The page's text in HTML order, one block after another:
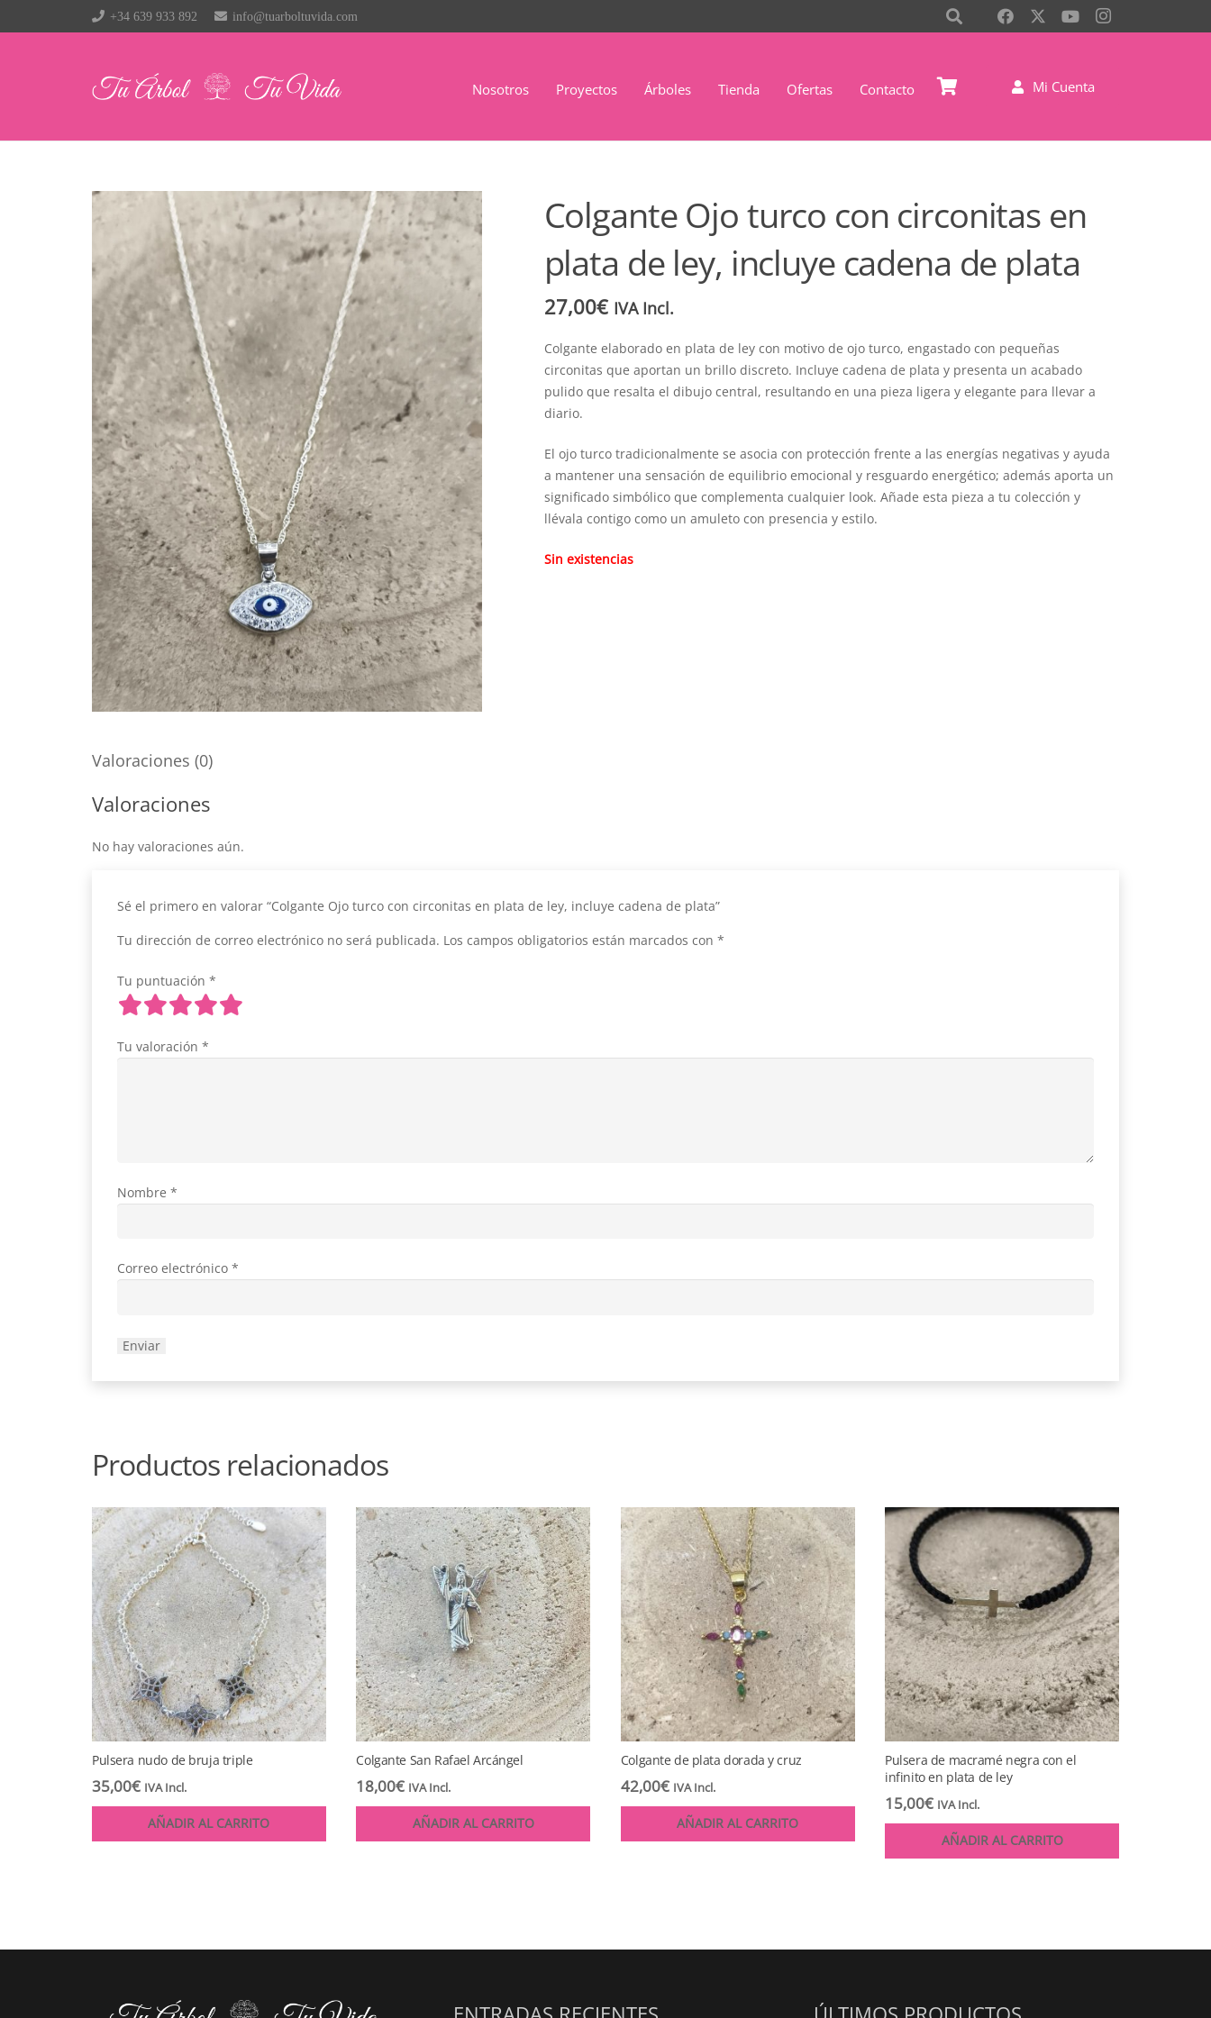
+34 639 933 892 info@tuarboltuvida.com
Nosotros Proyectos Árboles Tienda Ofertas Contacto Mi Cuenta
Colgante Ojo turco con circonitas en
plata de ley, incluye cadena de plata
27,00€ IVA Incl.
Colgante elaborado en plata de ley con motivo de ojo turco, engastado con pequeñas
circonitas que aportan un brillo discreto. Incluye cadena de plata y presenta un acabado
pulido que resalta el dibujo central, resultando en una pieza ligera y elegante para llevar a
diario.
El ojo turco tradicionalmente se asocia con protección frente a las energías negativas y ayuda
a mantener una sensación de equilibrio emocional y resguardo energético; además aporta un
significado simbólico que complementa cualquier look. Añade esta pieza a tu colección y
llévala contigo como un amuleto con presencia y estilo.
Sin existencias
Valoraciones (0)
Valoraciones
No hay valoraciones aún.
Sé el primero en valorar “Colgante Ojo turco con circonitas en plata de ley, incluye cadena de plata”
Tu dirección de correo electrónico no será publicada. Los campos obligatorios están marcados con *
Tu puntuación *
Tu valoración *
Nombre *
Correo electrónico *
Productos relacionados
Pulsera nudo de bruja triple
35,00€ IVA Incl.
AÑADIR AL CARRITO
Colgante San Rafael Arcángel
18,00€ IVA Incl.
AÑADIR AL CARRITO
Colgante de plata dorada y cruz
42,00€ IVA Incl.
AÑADIR AL CARRITO
Pulsera de macramé negra con el
infinito en plata de ley
15,00€ IVA Incl.
AÑADIR AL CARRITO